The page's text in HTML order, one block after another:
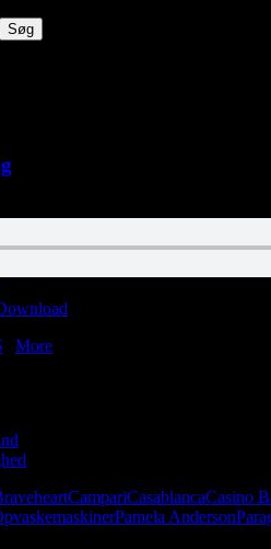
More
CampariCasablancaCasino
Pamela Anderson